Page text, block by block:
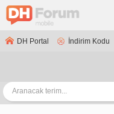
DH Portal İndirim Kodu